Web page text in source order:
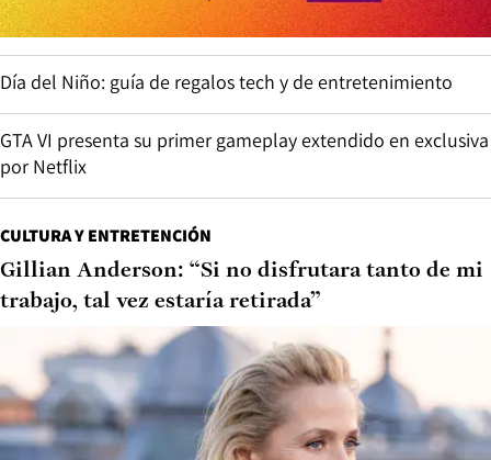
Día del Niño: guía de regalos tech y de entretenimiento
GTA VI presenta su primer gameplay extendido en exclusiva
por Netflix
CULTURA Y ENTRETENCIÓN
Gillian Anderson: “Si no disfrutara tanto de mi
trabajo, tal vez estaría retirada”